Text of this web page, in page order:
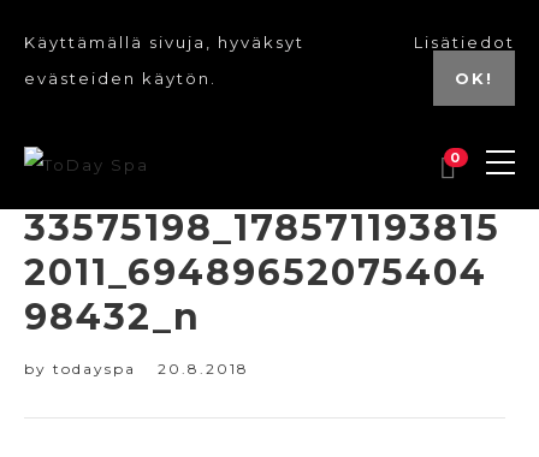
Käyttämällä sivuja, hyväksyt
evästeiden käytön.
Lisätiedot
OK!
0
33575198_178571193815
2011_69489652075404
98432_n
by todayspa 20.8.2018